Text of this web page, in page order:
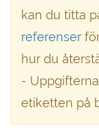
kan du titta
referenser
hur du
-
etiketten på